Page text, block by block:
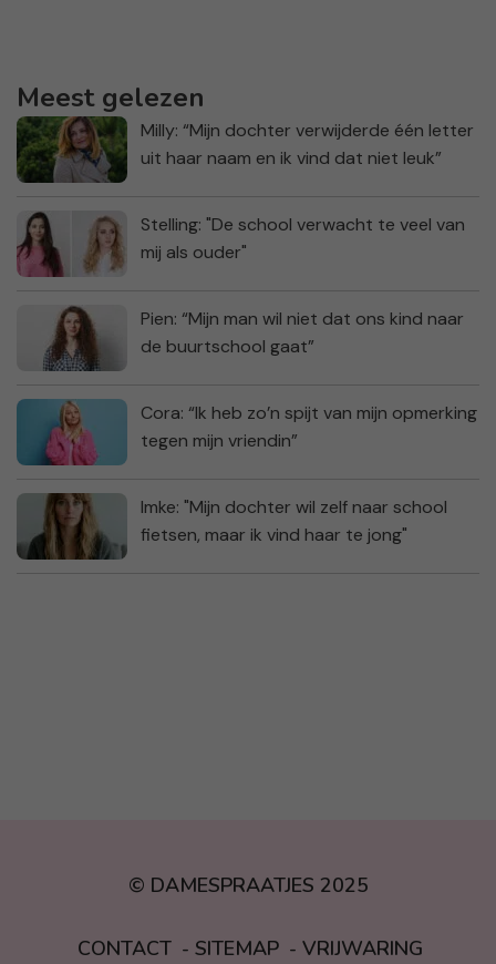
Meest gelezen
Milly: “Mijn dochter verwijderde één letter
uit haar naam en ik vind dat niet leuk”
Stelling: "De school verwacht te veel van
mij als ouder"
Pien: “Mijn man wil niet dat ons kind naar
de buurtschool gaat”
Cora: “Ik heb zo’n spijt van mijn opmerking
tegen mijn vriendin”
Imke: "Mijn dochter wil zelf naar school
fietsen, maar ik vind haar te jong"
© DAMESPRAATJES 2025
CONTACT SITEMAP
VRIJWARING